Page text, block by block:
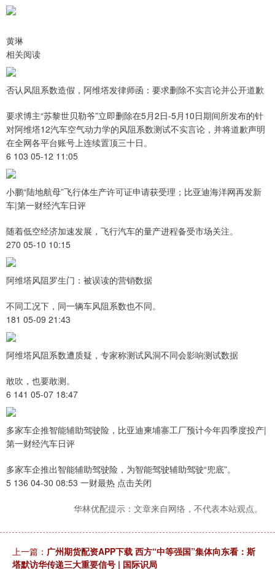
黄琳
相关阅读
否认风阻系数造假，阿维塔发律师函：要求删除不实言论并公开道歉
要求博主“苏黎世贝勒爷”立即删除在5月2日-5月10日期间所发布的针
对阿维塔12汽车空气动力学的风阻系数测试不实言论，并将道歉声明
在全网各平台账号上连续置顶三十日。
6 103 05-12 11:05
小鹏“陆地航母”飞行体生产许可证申请获受理；比亚迪海洋网再发新
车|第一财经汽车日评
随着低空经济加速发展，飞行汽车的量产进程备受市场关注。
270 05-10 10:15
阿维塔风阻罗生门：被误读的营销数据
不同工况下，同一辆车风阻系数也不同。
181 05-09 21:43
阿维塔风阻系数遭质疑，专家称测试风洞不同会影响测试数据
敢吹，也要敢测。
6 141 05-07 18:47
多家车企推智能辅助驾驶险，比亚迪柬埔寨工厂预计今年四季度投产|
第一财经汽车日评
多家车企推出智能辅助驾驶险，为智能驾驶辅助驾驶“兜底”。
5 136 04-30 08:53 一财最热 点击关闭
华林优配提示：文章来自网络，不代表本站观点。
上一篇： 广州期货配资APP下载 西方“中等强国”集体向东看：斯
塔默访华传递三大重要信号 | 国际识局